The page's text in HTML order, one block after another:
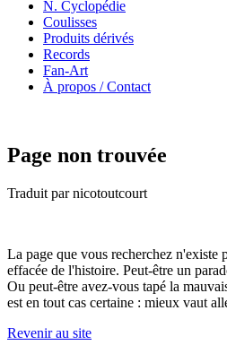
N. Cyclopédie
Coulisses
Produits dérivés
Records
Fan-Art
À propos / Contact
Page non trouvée
Traduit par nicotoutcourt
La page que vous recherchez n'existe
effacée de l'histoire. Peut-être un
Ou peut-être avez-vous tapé la
est en tout cas certaine : mieux vaut
Revenir au site